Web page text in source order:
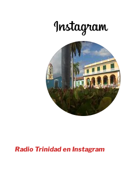
Radio Trinidad en Instagram